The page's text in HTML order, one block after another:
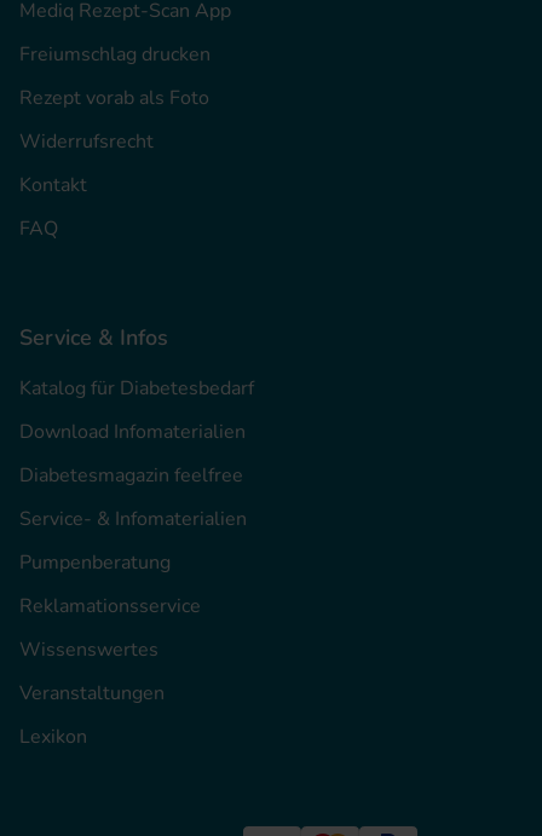
Mediq Rezept-Scan App
Freiumschlag drucken
Rezept vorab als Foto
Widerrufsrecht
Kontakt
FAQ
Service & Infos
Katalog für Diabetesbedarf
Download Infomaterialien
Diabetesmagazin feelfree
Service- & Infomaterialien
Pumpenberatung
Reklamationsservice
Wissenswertes
Veranstaltungen
Lexikon